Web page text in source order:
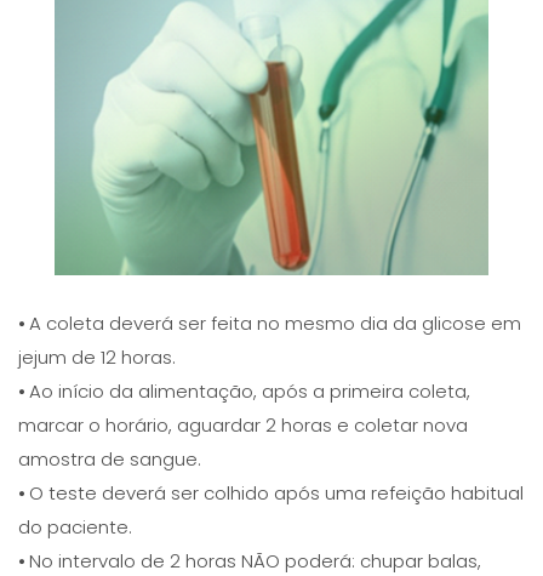
⦁ A coleta deverá ser feita no mesmo dia da glicose em
jejum de 12 horas.
⦁ Ao início da alimentação, após a primeira coleta,
marcar o horário, aguardar 2 horas e coletar nova
amostra de sangue.
⦁ O teste deverá ser colhido após uma refeição habitual
do paciente.
⦁ No intervalo de 2 horas NÃO poderá: chupar balas,